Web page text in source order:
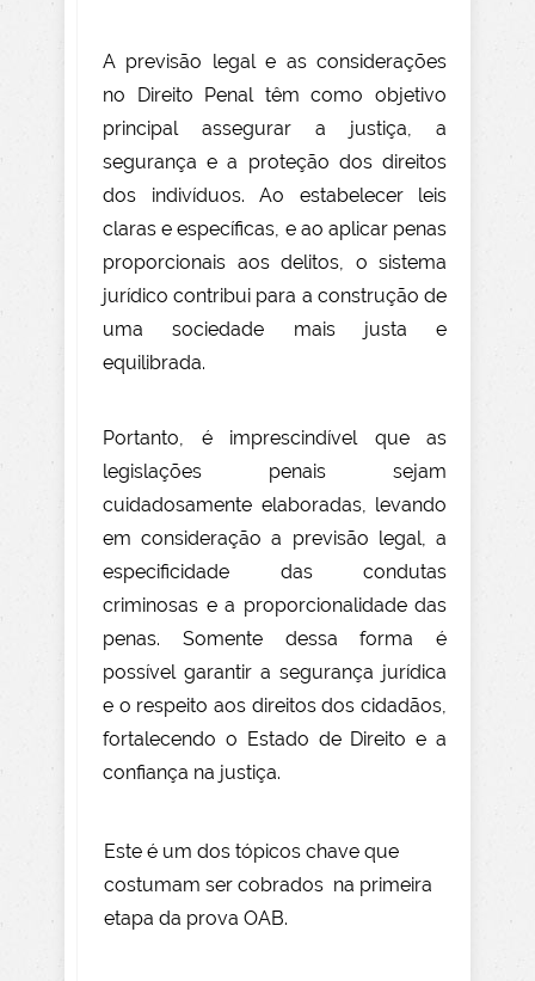
A previsão legal e as considerações
no Direito Penal têm como objetivo
principal assegurar a justiça, a
segurança e a proteção dos direitos
dos indivíduos. Ao estabelecer leis
claras e específicas, e ao aplicar penas
proporcionais aos delitos, o sistema
jurídico contribui para a construção de
uma sociedade mais justa e
equilibrada.
Portanto, é imprescindível que as
legislações penais sejam
cuidadosamente elaboradas, levando
em consideração a previsão legal, a
especificidade das condutas
criminosas e a proporcionalidade das
penas. Somente dessa forma é
possível garantir a segurança jurídica
e o respeito aos direitos dos cidadãos,
fortalecendo o Estado de Direito e a
confiança na justiça.
Este é um dos tópicos chave que
costumam ser cobrados na primeira
etapa da prova OAB.